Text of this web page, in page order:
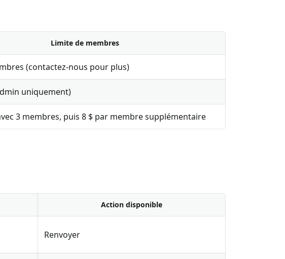
Limite de membres
(contactez-nous pour plus)
uniquement)
3 membres, puis 8 $ par membre supplémentaire
Action disponible
Renvoyer